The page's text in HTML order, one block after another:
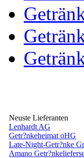
Neuste Lieferanten
Lenhardt AG
Getr?nkeheimat oHG
Late-Night-Getr?nke
Amano